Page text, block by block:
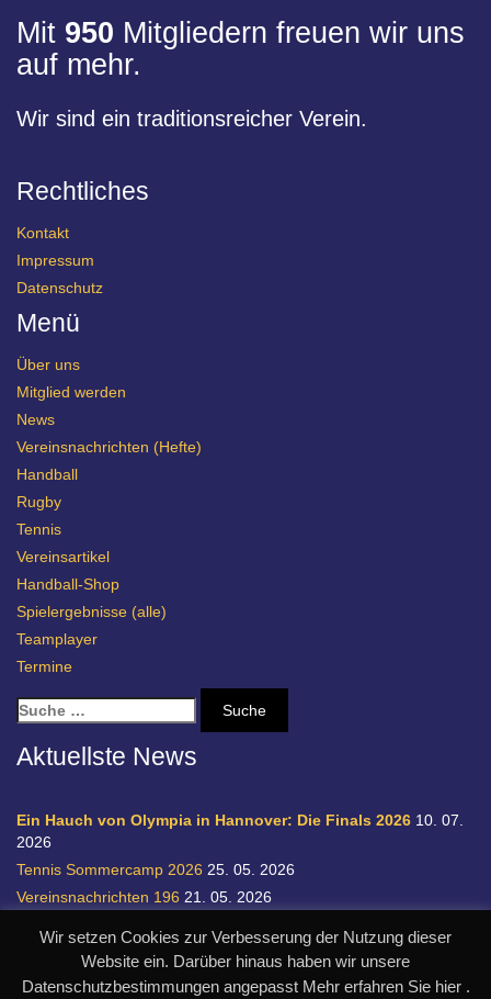
Mit 950 Mitgliedern freuen wir uns
auf mehr.
Wir sind ein traditionsreicher Verein.
Rechtliches
Kontakt
Impressum
Datenschutz
Menü
Über uns
Mitglied werden
News
Vereinsnachrichten (Hefte)
Handball
Rugby
Tennis
Vereinsartikel
Handball-Shop
Spielergebnisse (alle)
Teamplayer
Termine
S
u
c
n
a
c
:
Aktuellste News
Ein Hauch von Olympia in Hannover: Die Finals 2026 10. 07.
2026
Tennis Sommercamp 2026 25. 05. 2026
Vereinsnachrichten 196 21. 05. 2026
Relegation 1. Bundesliga Damen
28. 04. 2026
Wir setzen Cookies zur Verbesserung der Nutzung dieser
Website ein. Darüber hinaus haben wir unsere
Datenschutzbestimmungen angepasst Mehr erfahren Sie hier .